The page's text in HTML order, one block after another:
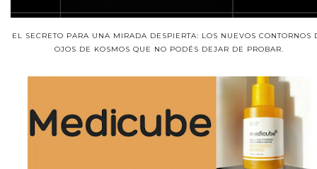
EL SECRETO PARA UNA MIRADA DESPIERTA: LOS NUEVOS CONTORNOS
OJOS DE KOSMOS QUE NO PODÉS DEJAR DE PROBAR.